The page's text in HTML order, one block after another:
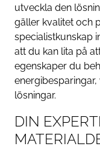
utveckla den
gäller kvalitet och
specialistkunskap
att du kan lita på
egenskaper du
lösningar.
DIN